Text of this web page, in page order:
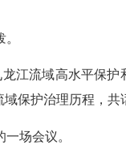
流域高水平保护
保护治理历程，共
场会议。